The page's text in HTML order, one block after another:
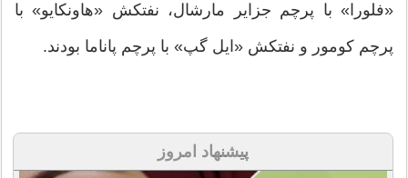
«فلورا» با پرچم جزایر مارشال، نفتکش «هاونکایو» با
پرچم کومور و نفتکش «ایل گپ» با پرچم پاناما بودند.
پیشنهاد امروز